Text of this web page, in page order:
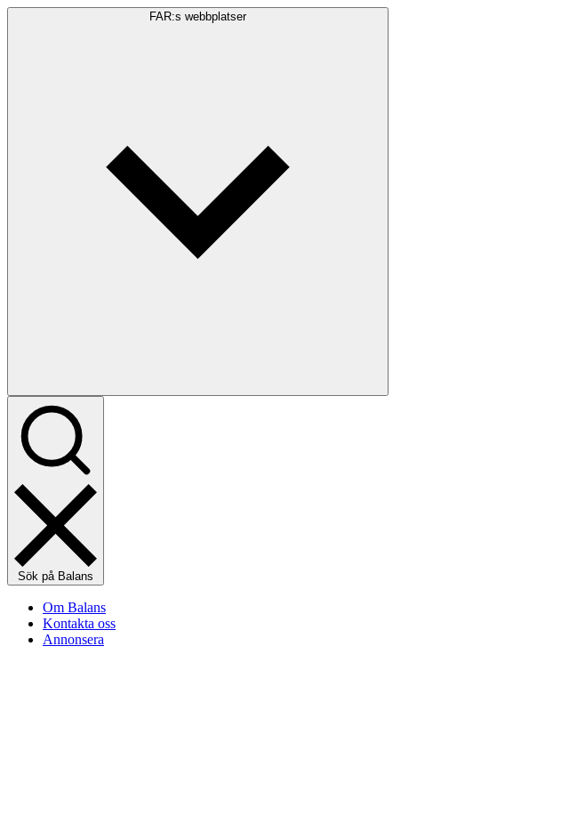
FAR:s webbplatser
Sök på Balans
Om Balans
Kontakta oss
Annonsera